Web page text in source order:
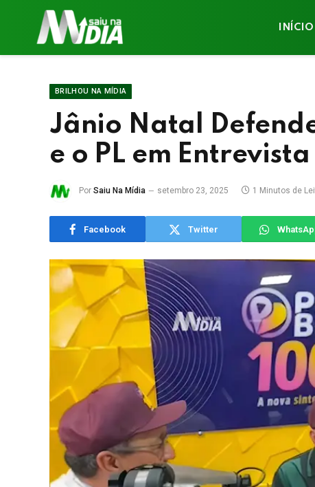
INÍCIO
BRILHOU NA MÍDIA
Jânio Natal
e o PL em
Por Saiu Na Mídia setembro 23, 2025 1 Minutos de
Facebook Twitter